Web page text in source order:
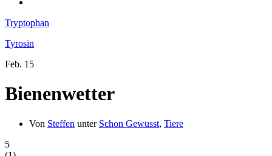
Tryptophan
Tyrosin
Feb. 15
Bienenwetter
Von Steffen unter Schon Gewusst, Tiere
5